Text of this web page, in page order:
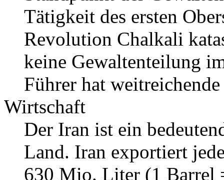
Tätigkeit des ersten
Revolution Chalkali
keine Gewaltenteilung
Führer hat
Wirtschaft
Der Iran ist ein
Land. Iran exportiert
630 Mio. Liter (1 Barrel